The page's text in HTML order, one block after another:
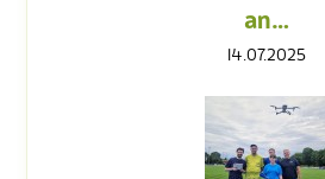
an…
14.07.2025